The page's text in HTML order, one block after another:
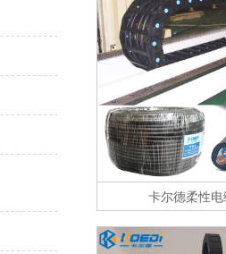
卡尔德柔性